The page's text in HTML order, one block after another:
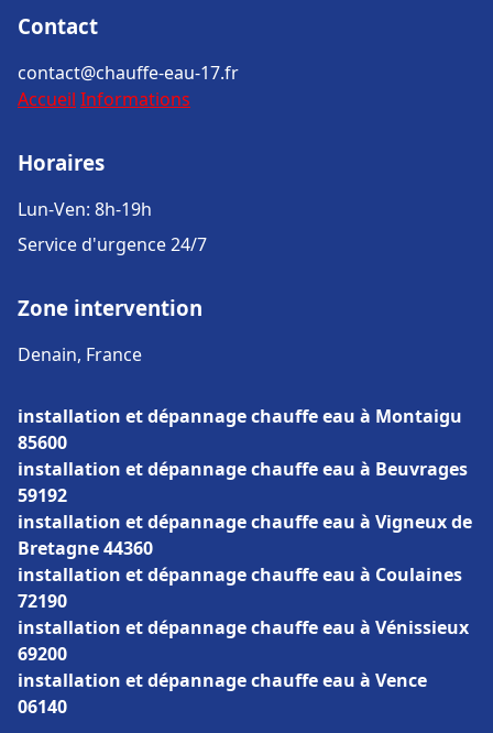
Contact
contact@chauffe-eau-17.fr
Accueil Informations
Horaires
Lun-Ven: 8h-19h
Service d'urgence 24/7
Zone intervention
Denain, France
installation et dépannage chauffe eau à Montaigu
85600
installation et dépannage chauffe eau à Beuvrages
59192
installation et dépannage chauffe eau à Vigneux de
Bretagne 44360
installation et dépannage chauffe eau à Coulaines
72190
installation et dépannage chauffe eau à Vénissieux
69200
installation et dépannage chauffe eau à Vence
06140